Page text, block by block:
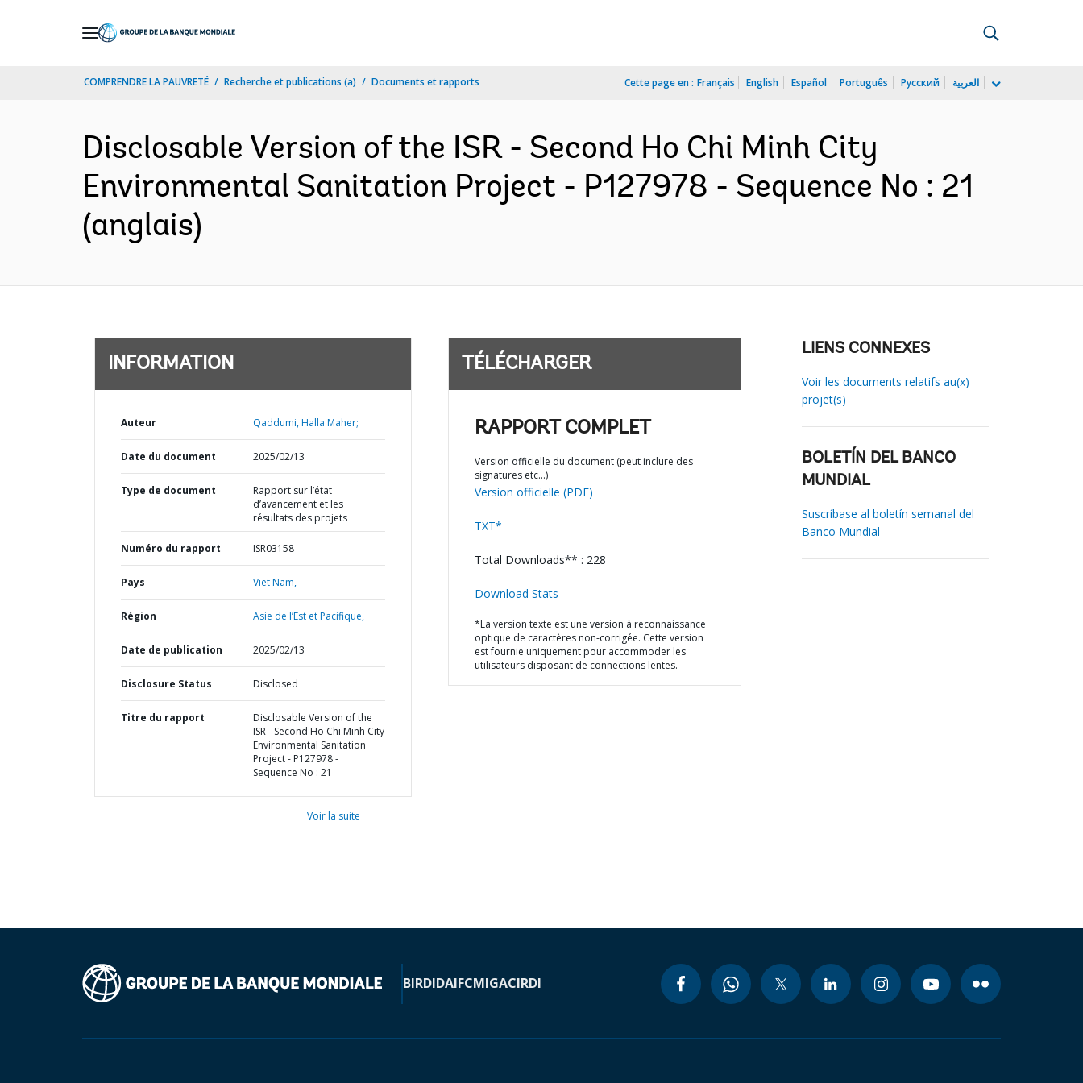
COMPRENDRE LA PAUVRETÉ Recherche et publications (a) Documents et rapports Cette page en : Français English Español Português Русский العربية
Disclosable Version of the ISR - Second Ho Chi Minh City
Environmental Sanitation Project - P127978 - Sequence No : 21
(anglais)
INFORMATION
Auteur Qaddumi, Halla Maher;
Date du document 2025/02/13
Type de document
Rapport sur l’état
d’avancement et les
résultats des projets
Numéro du rapport ISR03158
Pays Viet Nam,
Région Asie de l’Est et Pacifique,
Date de publication 2025/02/13
Disclosure Status Disclosed
Titre du rapport
Disclosable Version of the
ISR - Second Ho Chi Minh City
Environmental Sanitation
Project - P127978 -
Sequence No : 21
Voir la suite
TÉLÉCHARGER
RAPPORT COMPLET
Version officielle du document (peut inclure des
signatures etc…)
Version officielle (PDF)
TXT*
Total Downloads** : 228
Download Stats
*La version texte est une version à reconnaissance
optique de caractères non-corrigée. Cette version
est fournie uniquement pour accommoder les
utilisateurs disposant de connections lentes.
LIENS CONNEXES
Voir les documents relatifs au(x)
projet(s)
BOLETÍN DEL BANCO
MUNDIAL
Suscríbase al boletín semanal del
Banco Mundial
BIRDIDAIFCMIGACIRDI